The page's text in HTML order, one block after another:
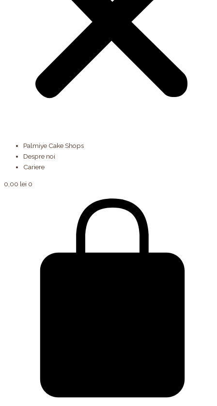
Palmiye Cake Shops
Despre noi
Cariere
0,00 lei 0